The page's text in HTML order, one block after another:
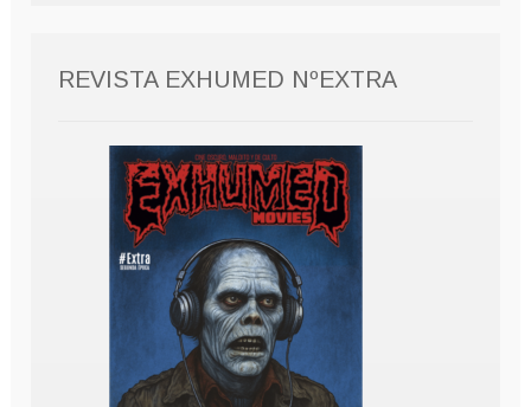
REVISTA EXHUMED NºEXTRA